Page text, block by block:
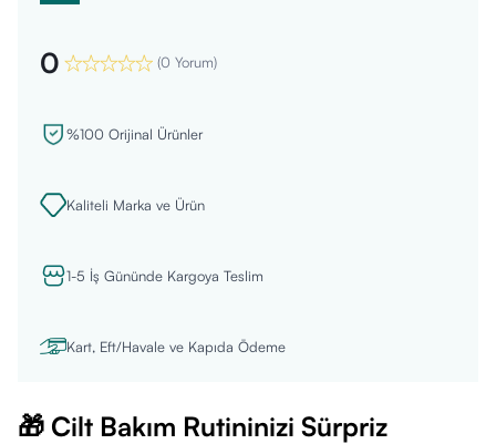
0 (0 Yorum)
%100 Orijinal Ürünler
Kaliteli Marka ve Ürün
1-5 İş Gününde Kargoya Teslim
Kart, Eft/Havale ve Kapıda Ödeme
🎁 Cilt Bakım Rutininizi Sürpriz